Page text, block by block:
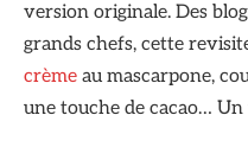
version originale. Des
grands chefs, cette
crème au mascarpone,
une touche de cacao…